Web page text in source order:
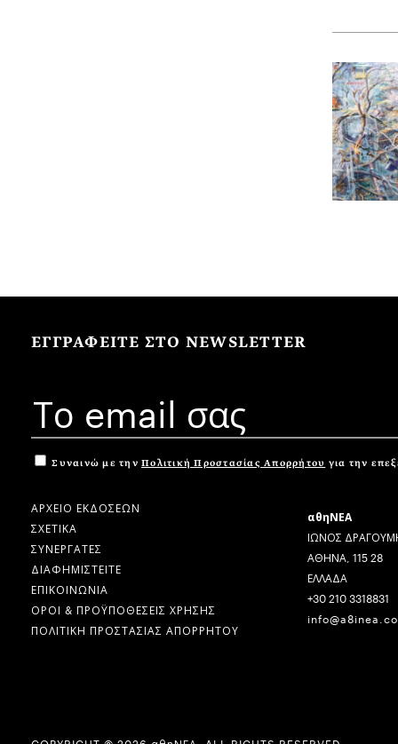
ΕΓΓΡΑΦΕΙΤΕ ΣΤΟ NEWSLETTER
Συναινώ με την Πολιτική Προστασίας Απορρήτου για την
ΑΡΧΕΙΟ ΕΚΔΟΣΕΩΝ
ΣΧΕΤΙΚΑ
ΣΥΝΕΡΓΑΤΕΣ
ΔΙΑΦΗΜΙΣΤΕΙΤΕ
ΕΠΙΚΟΙΝΩΝΙΑ
ΟΡΟΙ & ΠΡΟΫΠΟΘΕΣΕΙΣ ΧΡΗΣΗΣ
ΠΟΛΙΤΙΚΗ ΠΡΟΣΤΑΣΙΑΣ ΑΠΟΡΡΗΤΟΥ
αθηΝΕΑ
ΙΩΝΟΣ
ΑΘΗΝΑ, 115 28
ΕΛΛΑΔΑ
+30 210 3318831